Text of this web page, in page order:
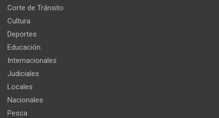
Corte de Tránsito
Cultura
Deportes
Educación
Internacionales
Judiciales
Locales
Nacionales
Pesca